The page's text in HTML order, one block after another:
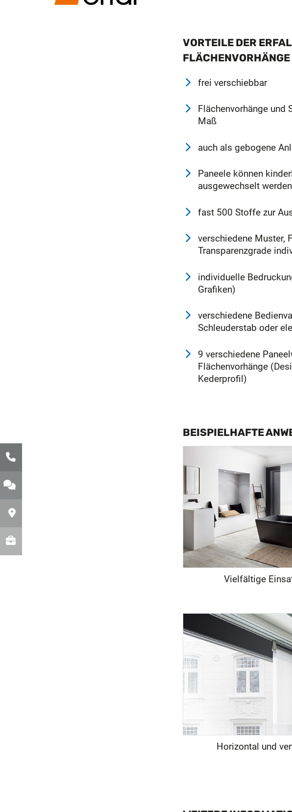
VORTEILE DER ERFAL
FLÄCHENVORHÄNGE
frei verschiebbar
Flächenvorhänge und
Maß
auch als gebogene
Paneele können
ausgewechselt werden
fast 500 Stoffe zur
verschiedene Muster,
Transparenzgrade
individuelle
Grafiken)
verschiedene
Schleuderstab oder
9 verschiedene
Flächenvorhänge
Kederprofil)
BEISPIELHAFTE
Vielfältige
Horizontal und